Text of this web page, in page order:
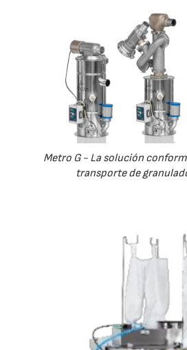
Metro G - La solución
transporte de